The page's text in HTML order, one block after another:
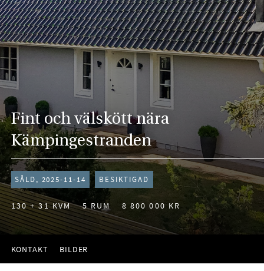
Fint och välskött nära
Kämpingestranden
SÅLD, 2025-11-14 BESIKTIGAD
130 + 31 KVM 5 RUM 8 800 000 KR
KONTAKT BILDER